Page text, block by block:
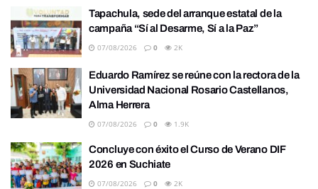
Tapachula, sede del arranque estatal de la
campaña “Sí al Desarme, Sí a la Paz”
07/08/2026 0 2K
Eduardo Ramírez se reúne con la rectora de la
Universidad Nacional Rosario Castellanos,
Alma Herrera
07/08/2026 0 1.9K
Concluye con éxito el Curso de Verano DIF
2026 en Suchiate
07/08/2026 0 2K